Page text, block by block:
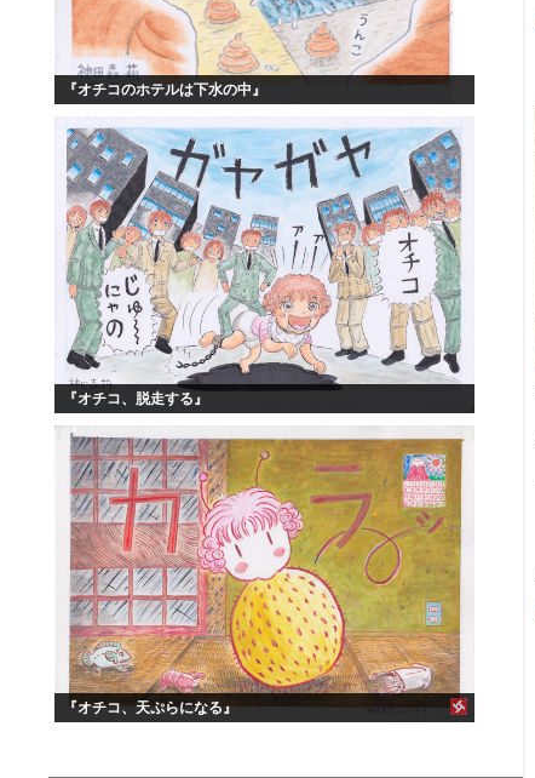
『オチコのホテルは下水の中』
『オチコ、脱走する』
『オチコ、天ぷらになる』